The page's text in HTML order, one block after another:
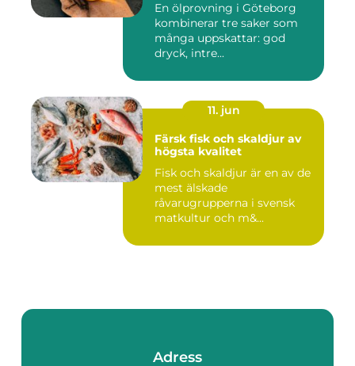
En ölprovning i Göteborg
kombinerar tre saker som
många uppskattar: god
dryck, intre...
11. jun
Färsk fisk och skaldjur av
högsta kvalitet
Fisk och skaldjur är en av de
mest älskade
råvarugrupperna i svensk
matkultur och m&...
Adress